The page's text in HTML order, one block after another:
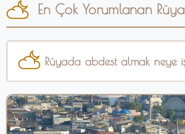
En Çok Yorumlanan
Rüyada abdest almak neye